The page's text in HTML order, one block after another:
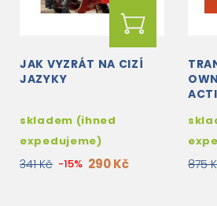
JAK VYZRÁT NA CIZÍ
JAZYKY
skladem (ihned
expedujeme)
341 Kč -15% 290 Kč 875